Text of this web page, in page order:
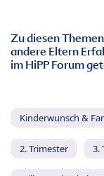
Zu diesen
andere Eltern
im HiPP Forum
Kinderwunsch &
2. Trimester 3.